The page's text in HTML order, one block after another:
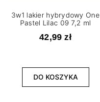
3w1 lakier hybrydowy One
Pastel Lilac 09 7,2 ml
42,99 zł
DO KOSZYKA